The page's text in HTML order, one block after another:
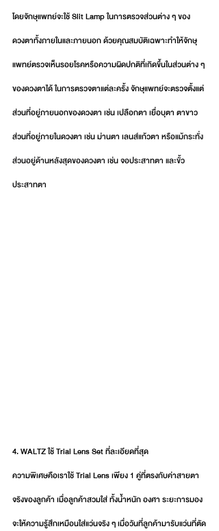
โดยจักษุแพทย์จะใช้ Slit Lamp ในการตรวจส่วนต่าง ๆ ของ
ดวงตาทั้งภายในและภายนอก ด้วยคุณสมบัติเฉพาะทำให้จักษุ
แพทย์ตรวจเห็นรอยโรคหรือความผิดปกติที่เกิดขึ้นในส่วนต่าง ๆ
ของดวงตาได้ ในการตรวจตาแต่ละครั้ง จักษุแพทย์จะตรวจตั้งแต่
ส่วนที่อยู่ภายนอกของดวงตา เช่น เปลือกตา เยื่อบุตา ตาขาว
ส่วนที่อยู่ภายในดวงตา เช่น ม่านตา เลนส์แก้วตา หรือแม้กระทั่ง
ส่วนอยู่ด้านหลังสุดของดวงตา เช่น จอประสาทตา และขั้ว
ประสาทตา
4. WALTZ ใช้ Trial Lens Set ที่ละเอียดที่สุด
ความพิเศษคือเราใช้ Trial Lens เพียง 1 คู่ที่ตรงกับค่าสายตา
จริงของลูกค้า เมื่อลูกค้าสวมใส่ ทั้งน้ำหนัก องศา ระยะการมอง
จะให้ความรู้สึกเหมือนใส่แว่นจริง ๆ เมื่อวันที่ลูกค้ามารับแว่นที่ตัด